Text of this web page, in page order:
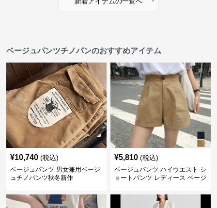
ベージュパンツチノパンのおすすめアイテム
¥10,740 (税込)
ベージュパンツ 男女兼用ベージ
ュチノパンツ秋冬新作
¥5,810 (税込)
ベージュパンツ ハイウエスト シ
ョートパンツ レディース ベージ